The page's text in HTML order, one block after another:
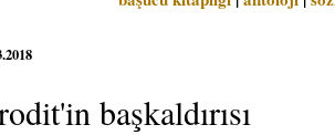
başkaldırısı